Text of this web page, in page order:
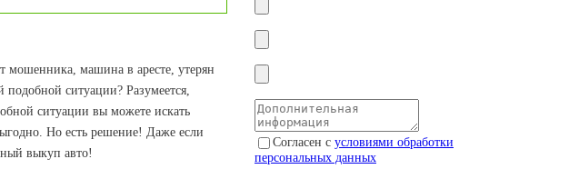
Согласен с условиями обработки
персональных данных
мошенника, машина в аресте, утерян
ситуации? Разумеется,
ситуации вы можете искать
Но есть решение! Даже если
выкуп авто!